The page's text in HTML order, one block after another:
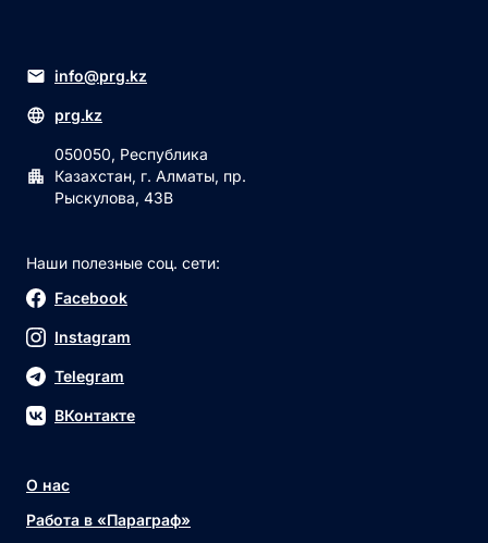
info@prg.kz
prg.kz
050050, Республика
Казахстан, г. Алматы, пр.
Рыскулова, 43В
Наши полезные соц. сети:
Facebook
Instagram
Telegram
ВКонтакте
О нас
Работа в «Параграф»